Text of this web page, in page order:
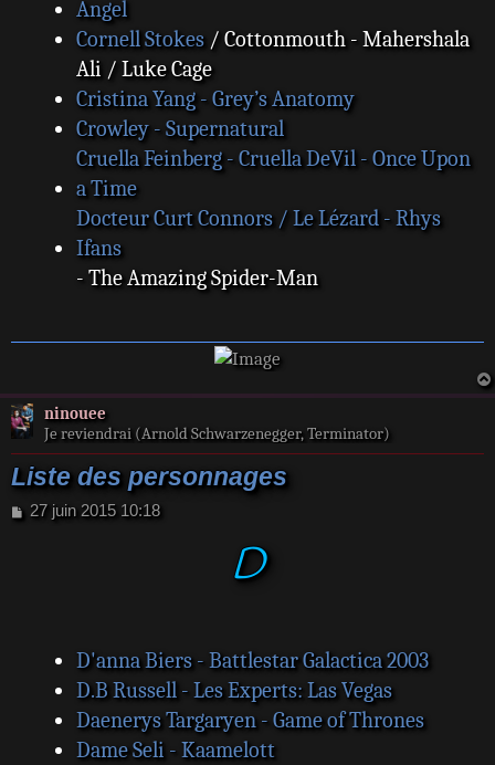
Angel
Cornell Stokes/ Cottonmouth - Mahershala
Ali / Luke Cage
Cristina Yang - Grey’s Anatomy
Crowley - Supernatural
Cruella Feinberg - Cruella DeVil - Once Upon
a Time
Docteur Curt Connors / Le Lézard - Rhys
Ifans
- The Amazing Spider-Man
ninouee
Je reviendrai (Arnold Schwarzenegger, Terminator)
Liste des personnages
M
27 juin 2015 10:18
D
D'anna Biers - Battlestar Galactica 2003
D.B Russell - Les Experts: Las Vegas
Daenerys Targaryen - Game of Thrones
Dame Seli - Kaamelott